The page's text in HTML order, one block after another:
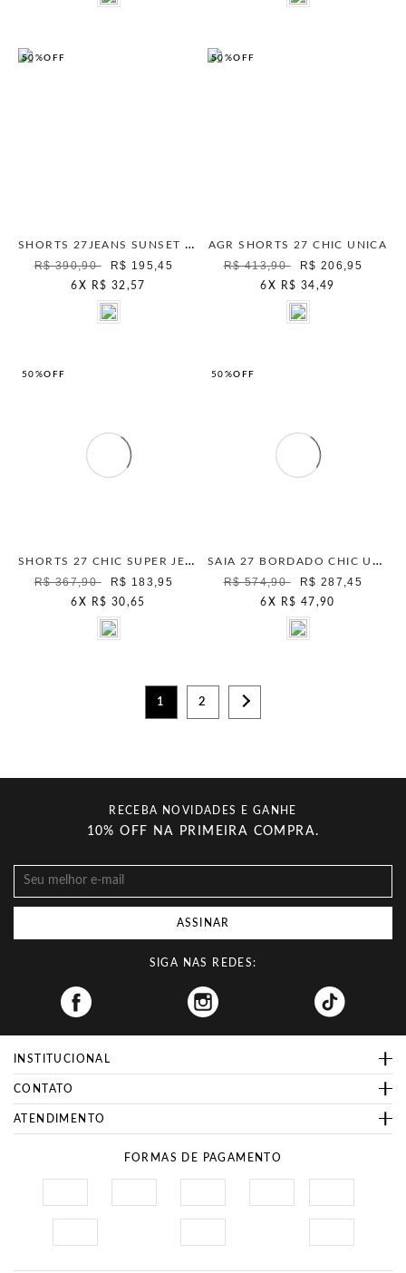
50%OFF
SHORTS 27JEANS SUNSET RADIANCE UNICA
R$ 390,90
R$ 195,45
6 X R$ 32,57
50%OFF
AGR SHORTS 27 CHIC UNICA
R$ 413,90 R$ 206,95
6 X R$ 34,49
50%OFF
SHORTS 27 CHIC SUPER JEANS UNICA
R$ 367,90
R$ 183,95
6 X R$ 30,65
50%OFF
SAIA 27 BORDADO CHIC UNICA
R$ 574,90
R$ 287,45
6 X R$ 47,90
1 2
RECEBA NOVIDADES E GANHE
10% OFF NA PRIMEIRA COMPRA.
ASSINAR
SIGA NAS REDES:
Facebook
INSTITUCIONAL
CONTATO
ATENDIMENTO
FORMAS DE PAGAMENTO